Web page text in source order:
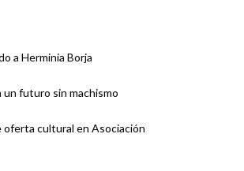
a Herminia Borja
un futuro sin machismo
oferta cultural en Asociación